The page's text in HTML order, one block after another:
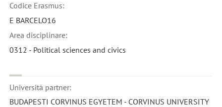
Codice Erasmus:
E BARCELO16
Area disciplinare:
0312 - Political sciences and civics
Università partner:
BUDAPESTI CORVINUS EGYETEM - CORVINUS UNIVERSITY